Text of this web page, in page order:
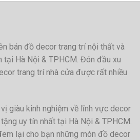
bán đồ decor trang trí nội thất và
tại Hà Nội & TPHCM. Đón đầu xu
trang trí nhà cửa được rất nhiều
giàu kinh nghiệm về lĩnh vực decor
uy tín nhất tại Hà Nội & TPHCM.
lại cho bạn những món đồ decor